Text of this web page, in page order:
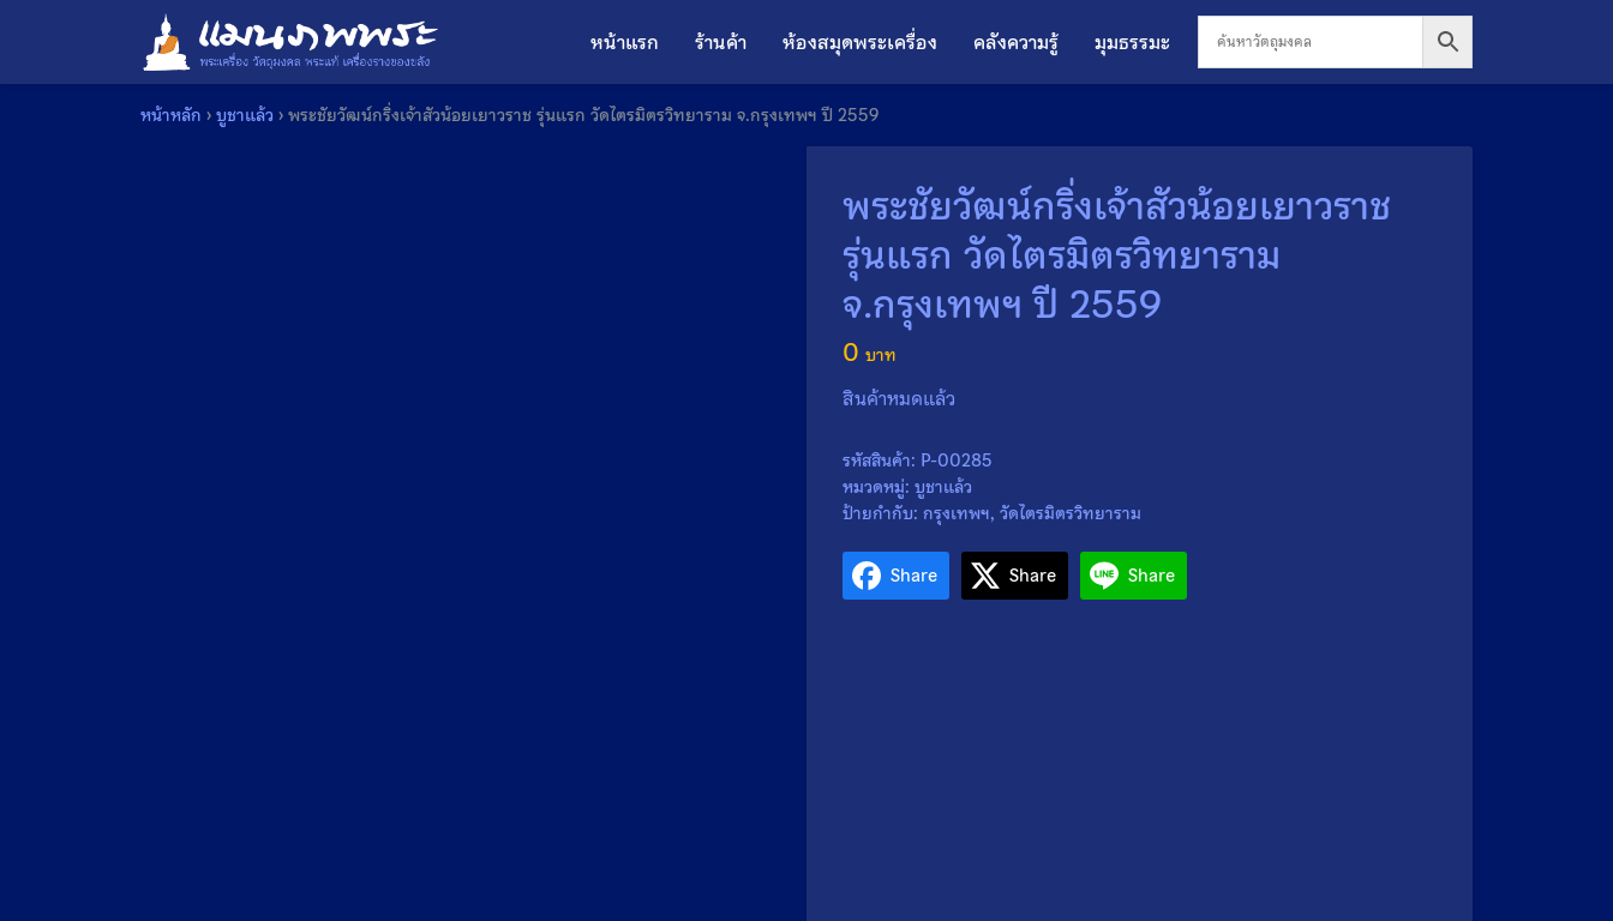
หน้าแรก ร้านค้า ห้องสมุดพระเครื่อง คลังความรู้ มุมธรรมะ
หน้าหลัก ›บูชาแล้ว ›พระชัยวัฒน์กริ่งเจ้าสัวน้อยเยาวราช รุ่นแรก วัดไตรมิตรวิทยาราม จ.กรุงเทพฯ ปี 2559
พระชัยวัฒน์กริ่งเจ้าสัวน้อยเยาวราช
รุ่นแรก วัดไตรมิตรวิทยาราม
จ.กรุงเทพฯ ปี 2559
0
สินค้าหมดแล้ว
รหัสสินค้า: P-00285
หมวดหมู่: บูชาแล้ว
ป้ายกำกับ: กรุงเทพฯ, วัดไตรมิตรวิทยาราม
Share Share Share